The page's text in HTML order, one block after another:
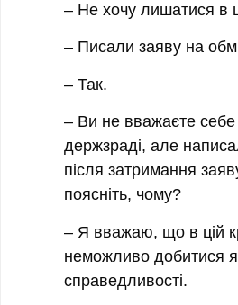
– Не хочу лишатися в
– Писали заяву на
– Так.
– Ви не вважаєте
держзраді, але
після затримання
поясніть, чому?
– Я вважаю, що в цій
неможливо добитися
справедливості.